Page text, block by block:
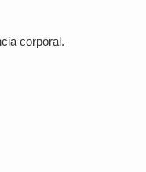
corporal.